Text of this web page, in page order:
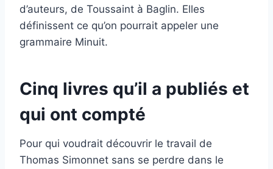
d’auteurs, de Toussaint à Baglin. Elles
définissent ce qu’on pourrait appeler une
grammaire Minuit.
Cinq livres qu’il a publiés et
qui ont compté
Pour qui voudrait découvrir le travail de
Thomas Simonnet sans se perdre dans le